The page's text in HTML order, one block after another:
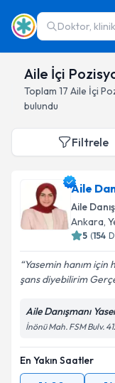
Doktor,
Aile İçi
Toplam 17 Aile İçi
bulundu
Filtrele
Aile
Aile
Ankara,
5 (154
Yasemin hanım için
şans diyebilirim
Aile Danışmanı
İnönü Mah. FSM Bulv.
En Yakın Saatler